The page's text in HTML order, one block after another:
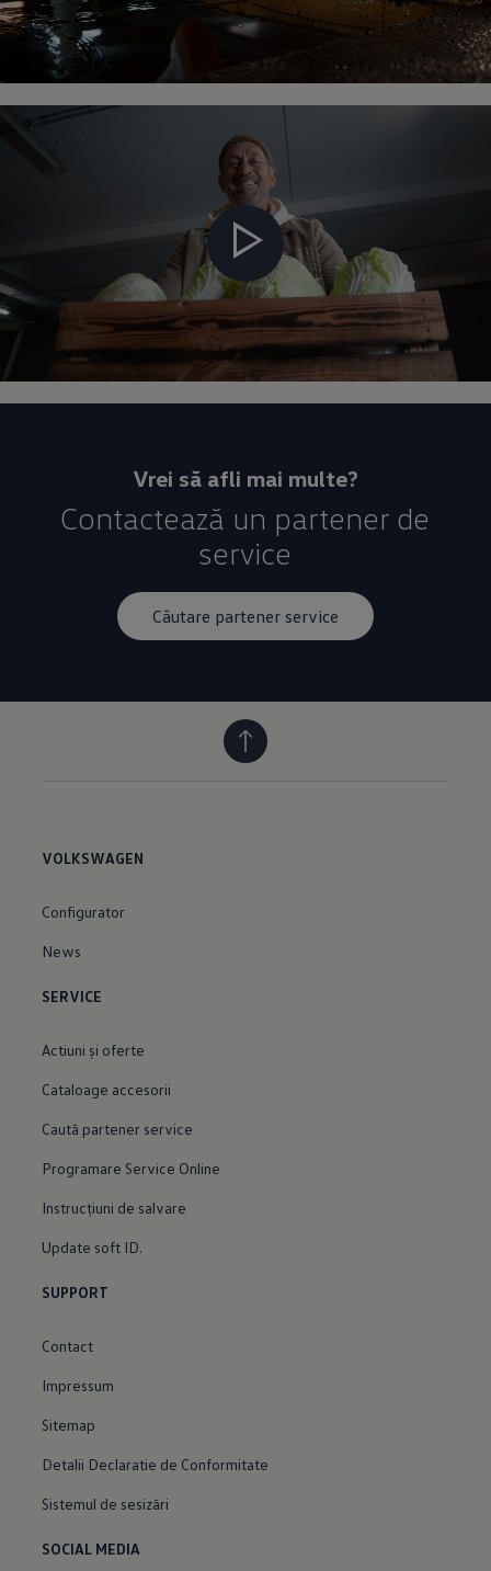
Vrei să afli mai multe?
Contactează un partener de
service
Căutare partener service
VOLKSWAGEN
Configurator
News
SERVICE
Actiuni şi oferte
Cataloage accesorii
Caută partener service
Programare Service Online
Instrucțiuni de salvare
Update soft ID.
SUPPORT
Contact
Impressum
Sitemap
Detalii Declaratie de Conformitate
Sistemul de sesizări
SOCIAL MEDIA